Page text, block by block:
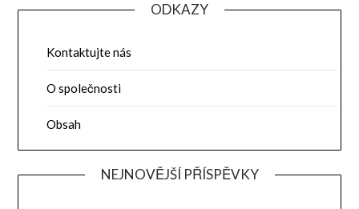
ODKAZY
Kontaktujte nás
O společnosti
Obsah
NEJNOVĚJŠÍ PŘÍSPĚVKY